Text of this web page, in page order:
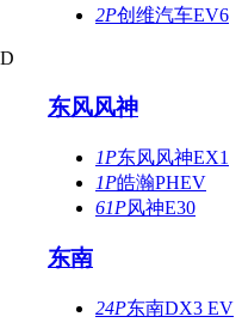
2P创维汽车EV6
D
东风风神
1P东风风神EX1
1P皓瀚PHEV
61P风神E30
东南
24P东南DX3 EV